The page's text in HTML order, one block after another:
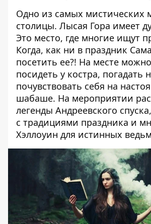
Одно из самых мистических
столицы. Лысая Гора имеет
Это место, где многие ищут
Когда, как ни в праздник
посетить ее?! На месте
посидеть у костра, погадать
почувствовать себя на
шабаше. На мероприятии
легенды Андреевского
с традициями праздника и
Хэллоуин для истинных